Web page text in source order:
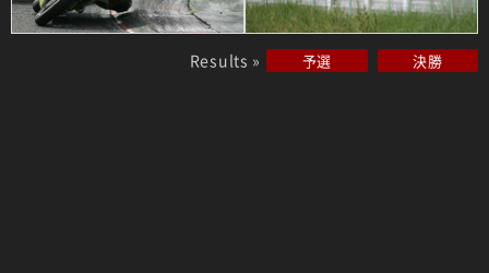
Results » 予選 決勝